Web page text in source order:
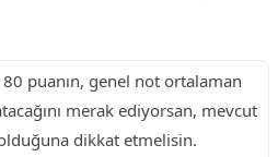
puanın, genel not ortalaman
merak ediyorsan, mevcut
dikkat etmelisin.